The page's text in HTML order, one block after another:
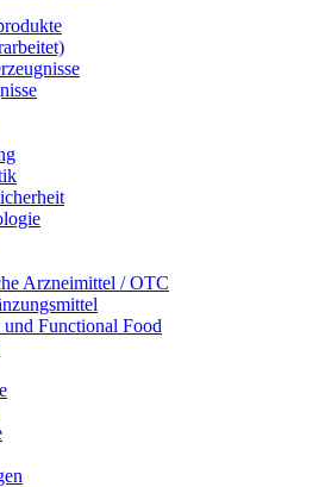
Arzneimittel / OTC
Functional Food